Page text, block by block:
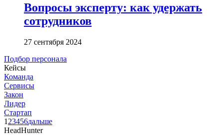
Вопросы эксперту: как удержать
сотрудников
27 сентября 2024
Подбор персонала
Кейсы
Команда
Сервисы
Закон
Лидер
Стартап
1 23456дальше
HeadHunter